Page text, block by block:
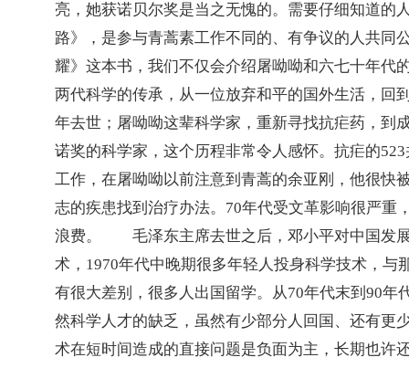
亮，她获诺贝尔奖是当之无愧的。需要仔细知道的
路》，是参与青蒿素工作不同的、有争议的人共同
耀》这本书，我们不仅会介绍屠呦呦和六七十年代
两代科学的传承，从一位放弃和平的国外生活，回
年去世；屠呦呦这辈科学家，重新寻找抗疟药，到
诺奖的科学家，这个历程非常令人感怀。抗疟的523
工作，在屠呦呦以前注意到青蒿的余亚刚，他很快
志的疾患找到治疗办法。 70年代受文革影响很严重
浪费。　　毛泽东主席去世之后，邓小平对中国发
术， 1970年代中晚期很多年轻人投身科学技术，与
有很大差别，很多人出国留学。从70年代末到 90年
然科学人才的缺乏，虽然有少部分人回国、还有更
术在短时间造成的直接问题是负面为主，长期也许